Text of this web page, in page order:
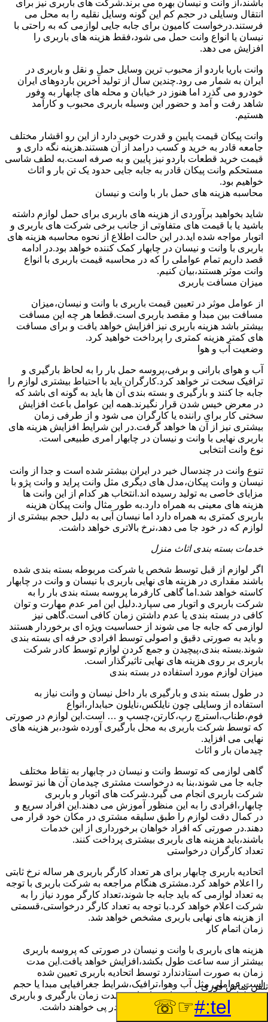
باشند،از وانت و نیسان بهره می برند.شرکت های باربری نیز برای
انتقال وسایلی در حجم کم این گونه وسایل نقلیه را به محل می
فرستند.درخواست کامیون برای جابه جایی لوازمی که به راحتی با
نیسان یا انواع وانت حمل می شود،فقط هزینه های باربری را
افزایش می دهد.
وانت باریا باردو از محبوب ترین وسایل حمل و نقل و باربری در
ایران به شمار می رود.چندین سال از تولید آخرین باردوهای ایران
خودرو می گذرد اما هنوز در خیابان و محله های چابهار به وفور
شاهد رفت و آمد و حضور این وسیله باربری محبوب و کارآمد
هستیم.
وانت پیکان قیمت پایین و قدرت خوبی دارد از این رو اقشار مختلف
جامعه قادر به خرید و کسب درامد از آن هستند.هزینه نگه داری و
قیمت خرید قطعات باردو نیز پایین و به صرفه است.به لطف شاسی
مستحکم وانت پیکان قادر به جابه جایی حدود یک تن بار و اثاث
خواهیم بود.
محاسبه هزینه های حمل بار با وانت و نیسان
شاید بخواهید برآوردی از هزینه های باربری برای حمل لوازم داشته
باشید یا با قیمت های متفاوتی از جانب برخی شرکت های باربری و
اتوبار مواجه شده اید.در این حالت اطلاع از نحوه محاسبه هزینه های
باربری با وانت و نیسان در چابهار کمک کننده خواهد بود.در ادامه
قصد داریم تمام عواملی را که در محاسبه قیمت باربری با انواع
وانت موثر هستند،بیان کنیم.
میزان مسافت باربری
از عوامل موثر در تعیین قیمت باربری با وانت و نیسان،میزان
مسافت بین مبدا و مقصد باربری است.قطعا هر چه این مسافت
بیشتر باشد هزینه باربری نیز افزایش خواهد یافت و برای مسافت
های کمتر هزینه کمتری را پرداخت خواهید کرد.
وضعیت آب و هوا
آب و هوای بارانی و برفی،پروسه حمل بار را به لحاظ بارگیری و
ترافیک سخت تر خواهد کرد.کارگران باید با احتیاط بیشتری لوازم را
جابه جا کنند و بارگیری و بسته بندی آن ها باید به گونه ای باشد که
در معرض خیس شدن قرار نگیرند.همه این عوامل باعث افزایش
سختی کار برای راننده یا کارگران می شود و از طرفی زمان
بیشتری نیز از آن ها خواهد گرفت.در این شرایط افزایش هزینه های
باربری نهایی با وانت و نیسان در چابهار امری طبیعی است.
نوع وانت انتخابی
تنوع وانت در چندسال خیر در ایران بیشتر شده است و جدا از وانت
نیسان و وانت پیکان،مدل های دیگری مثل وانت پراید و وانت پژو با
مزایای خاصی به تولید رسیده اند.انتخاب هر کدام از این وانت ها
هزینه های معینی به همراه دارد.به طور مثال وانت پیکان هزینه
باربری کمتری به همراه دارد اما نیسان آبی به دلیل حجم بیشتری از
لوازم که در خود جا می دهد،نرخ بالاتری خواهد داشت.
خدمات بسته بندی اثاث منزل
اگر لوازم از قبل توسط شخص یا شرکت مربوطه بسته بندی شده
باشند مقداری در هزینه های نهایی باربری با نیسان و وانت در چابهار
کاسته خواهد شد.اما گاهی کارفرما پروسه بسته بندی بار را به
شرکت باربری و اتوبار می سپارد.دلیل این امر عدم مهارت و توان
کافی در بسته بندی یا عدم داشتن زمان کافی است.گاهی نیز
لوازمی که جابه جا می شوند از حساسیت ویژه ای برخوردار هستند
و باید به صورتی دقیق و اصولی توسط افرادی حرفه ای بسته بندی
شوند.بسته بندی،پیچیدن و جمع کردن لوازم توسط کادر شرکت
باربری بر روی هزینه های نهایی تاثیرگذار است.
میزان لوازم مورد استفاده در بسته بندی
در طول بسته بندی و بارگیری بار داخل نیسان و وانت نیاز به
استفاده از وسایلی چون نایلکس،نایلون حبابدار،انواع
فوم،طناب،استرچ رپ،کارتن،چسپ و … است.این لوازم در صورتی
که توسط شرکت باربری به محل بارگیری آورده شود،بر هزینه های
نهایی می افزاید.
چیدمان بار و اثاث
گاهی لوازمی که توسط وانت و نیسان در چابهار به نقاط مختلف
جابه جا می شوند،بنا به درخواست مشتری چیدمان آن ها نیز توسط
شرکت باربری انجام می گیرد.شرکت های اتوبار و باربری
چابهار،افرادی را به این منظور آموزش می دهند.این افراد سریع و
در کمال دقت لوازم را طبق سلیقه مشتری در مکان خود قرار می
دهند.در صورتی که افراد خواهان برخورداری از این خدمات
باشند،باید هزینه های باربری بیشتری پرداخت کنند.
تعداد کارگران درخواستی
اتحادیه باربری چابهار برای هر تعداد کارگر باربری هر ساله نرخ ثابتی
را اعلام خواهد کرد.مشتری هنگام مراجعه به شرکت باربری با توجه
به تعداد لوازمی که باید جابه جا شوند،تعداد کارگر مورد نیاز را به
شرکت اعلام خواهد کرد.با توجه به تعداد کارگر درخواستی،قسمتی
از هزینه های نهایی باربری مشخص خواهد شد.
زمان اتمام کار
هزینه های باربری با وانت و نیسان در صورتی که پروسه باربری
بیشتر از سه ساعت طول بکشد،افزایش خواهد یافت.این مدت
زمان به صورت استادندارد توسط اتحادیه باربری تعیین شده
است.عواملی مثل آب وهوا،ترافیک،شرایط جغرافیایی مبدا یا حجم
زیاد لوازم ممکن است باعث افزایش مدت زمان بارگیری و باربری
شوند که افزایش هزینه های باربری را در پی خواهند داشت.
تعداد طبقات ساختمان مبدا و مقصد
تلفن تماس فوری
tel:#
☞☏